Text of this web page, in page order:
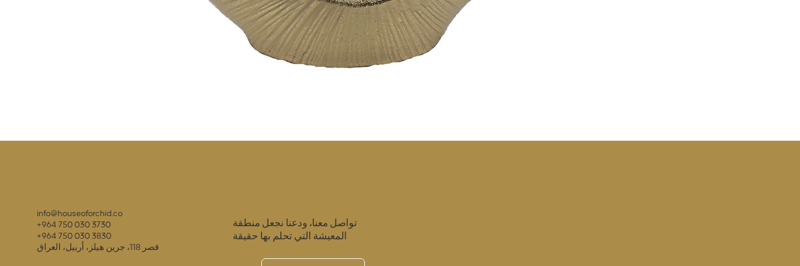
info@houseoforchid.co
+964 750 030 3730
+964 750 030 3830
قصر 118، جرين هيلز، أربيل، العراق
تواصل معنا، ودعنا نجعل منطقة
المعيشة التي تحلم بها حقيقة